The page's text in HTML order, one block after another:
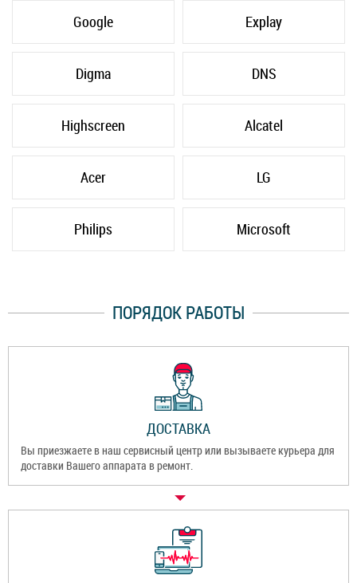
Google Explay
Digma DNS
Highscreen Alcatel
Acer LG
Philips Microsoft
ПОРЯДОК РАБОТЫ
ДОСТАВКА
Вы приезжаете в наш сервисный центр или вызываете курьера для
доставки Вашего аппарата в ремонт.